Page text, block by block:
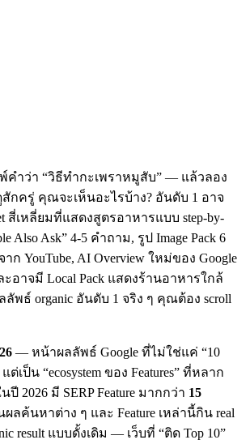
พ์คำว่า “วิธีทำกะเพราหมูสับ” — แล้วลอง
กครู่ คุณจะเห็นอะไรบ้าง? อันดับ 1 อาจ
สี่เหลี่ยมที่แสดงสูตรอาหารแบบ step-by-
Also Ask” 4-5 คำถาม, รูป Image Pack 6
าก YouTube, AI Overview ใหม่ของ Google
อาจมี Local Pack แสดงร้านอาหารใกล้
พธ์ organic อันดับ 1 จริง ๆ คุณต้อง scroll
— หน้าผลลัพธ์ Google ที่ไม่ใช่แค่ “10
ต่เป็น “ecosystem ของ Features” ที่หลาก
2026 มี SERP Feature มากกว่า 15
ลค้นหาต่าง ๆ และ Feature เหล่านี้กิน real
result แบบดั้งเดิม — เว็บที่ “ติด Top 10”